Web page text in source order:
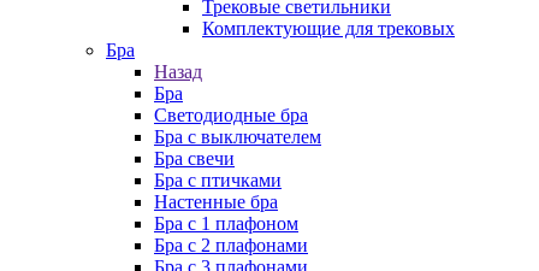
Трековые светильники
Комплектующие для трековых
Бра
Назад
Бра
Светодиодные бра
Бра с выключателем
Бра свечи
Бра с птичками
Настенные бра
Бра с 1 плафоном
Бра с 2 плафонами
Бра с 3 плафонами